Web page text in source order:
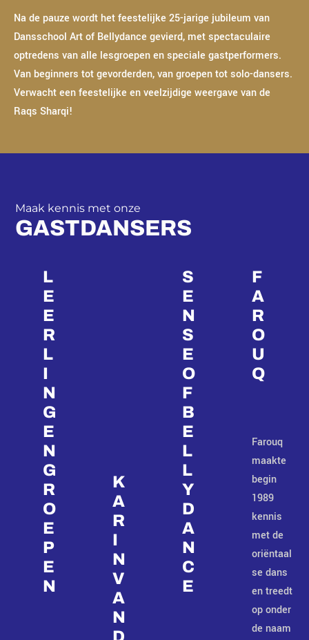
Na de pauze wordt het feestelijke 25-jarige jubileum van
Dansschool Art of Bellydance gevierd, met spectaculaire
optredens van alle lesgroepen en speciale gastperformers.
Van beginners tot gevorderden, van groepen tot solo-dansers.
Verwacht een feestelijke en veelzijdige weergave van de
Raqs Sharqi!
Maak kennis met onze
GASTDANSERS
L
E
E
R
L
I
N
G
E
N
G
R
O
E
P
E
N
K
A
R
I
N
V
A
N
S
E
N
S
E
O
F
B
E
L
L
Y
D
A
N
C
E
F
A
R
O
U
Q
Farouq
maakte
begin
1989
kennis
met de
oriëntaal
se dans
en treedt
op onder
de naam